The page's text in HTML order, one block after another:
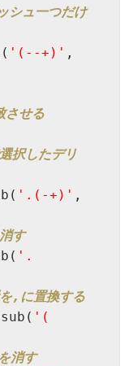
シュ一つだけ
'(--+)' ,
させる
択したデリ
'.(-+)'
す
'.
,に置換する
sub( '(
消す